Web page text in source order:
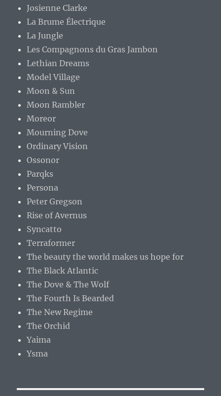
Josienne Clarke
La Brume Électrique
La Jungle
Les Compagnons du Gras Jambon
Lethian Dreams
Model Village
Moon & Sun
Moon Rambler
Moreor
Mourning Dove
Ordinary Vision
Ossonor
Parqks
Persona
Peter Gregson
Rise of Avernus
Syncatto
Terraformer
The beauty the world makes us hope for
The Black Atlantic
The Dove & The Wolf
The Fourth Is Bearded
The New Regime
The Orchid
Yaima
Ysma